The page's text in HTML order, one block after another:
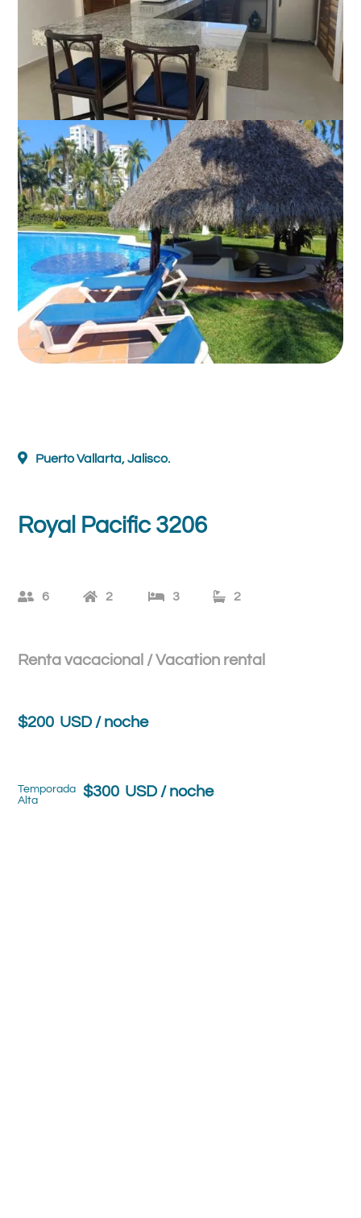
Puerto Vallarta, Jalisco.
Royal Pacific 3206
6 2 3 2
Renta vacacional / Vacation rental
$200 USD / noche
Temporada
Alta
$300USD / noche